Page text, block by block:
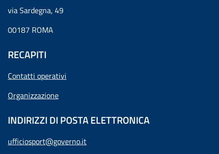
via Sardegna, 49
00187 ROMA
RECAPITI
Contatti operativi
Organizzazione
INDIRIZZI DI POSTA ELETTRONICA
ufficiosport@governo.it